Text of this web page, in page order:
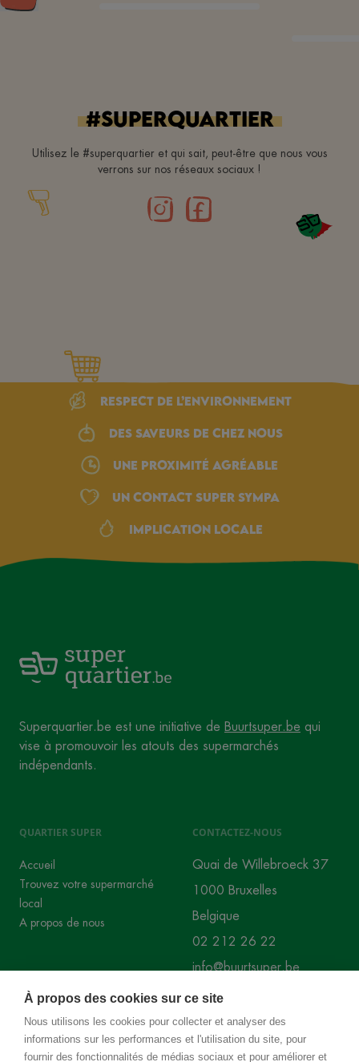
À propos des cookies sur ce site
Nous utilisons les cookies pour collecter et analyser des
informations sur les performances et l'utilisation du site, pour
fournir des fonctionnalités de médias sociaux et pour améliorer et
#superquartier
Utilisez le #superquartier et qui sait, peut-être que nous vous
verrons sur nos réseaux sociaux !
Respect de l’environnement
Des saveurs de chez nous
une proximité agréable
Un Contact Super Sympa
Implication locale
Superquartier.be est une initiative de Buurtsuper.be qui
vise à promouvoir les atouts des supermarchés
indépendants.
QUARTIER SUPER
Accueil
Trouvez votre supermarché
local
A propos de nous
CONTACTEZ-NOUS
Quai de Willebroeck 37
1000 Bruxelles
Belgique
02 212 26 22
info@buurtsuper.be
RÉSEAUX SOCIAUX
Instagram Facebook